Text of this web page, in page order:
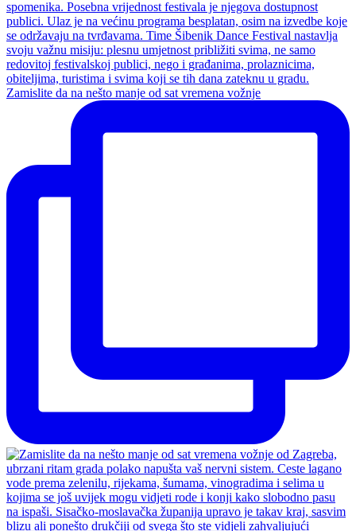
Zamislite da na nešto manje od sat vremena vožnje